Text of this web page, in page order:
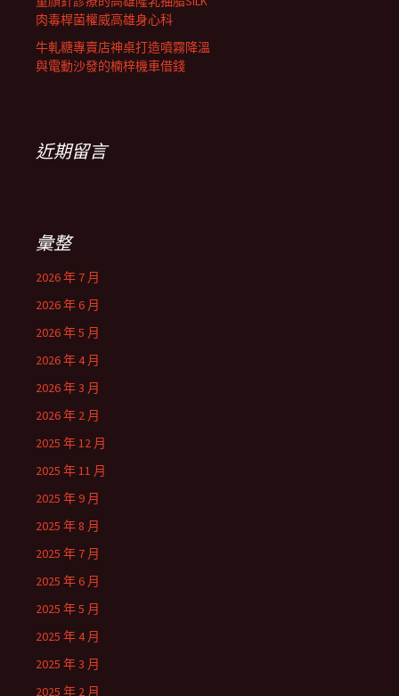
肉毒桿菌權威高雄身心科
牛軋糖專賣店神桌打造噴霧降溫
與電動沙發的楠梓機車借錢
近期留言
彙整
2026 年 7 月
2026 年 6 月
2026 年 5 月
2026 年 4 月
2026 年 3 月
2026 年 2 月
2025 年 12 月
2025 年 11 月
2025 年 9 月
2025 年 8 月
2025 年 7 月
2025 年 6 月
2025 年 5 月
2025 年 4 月
2025 年 3 月
2025 年 2 月